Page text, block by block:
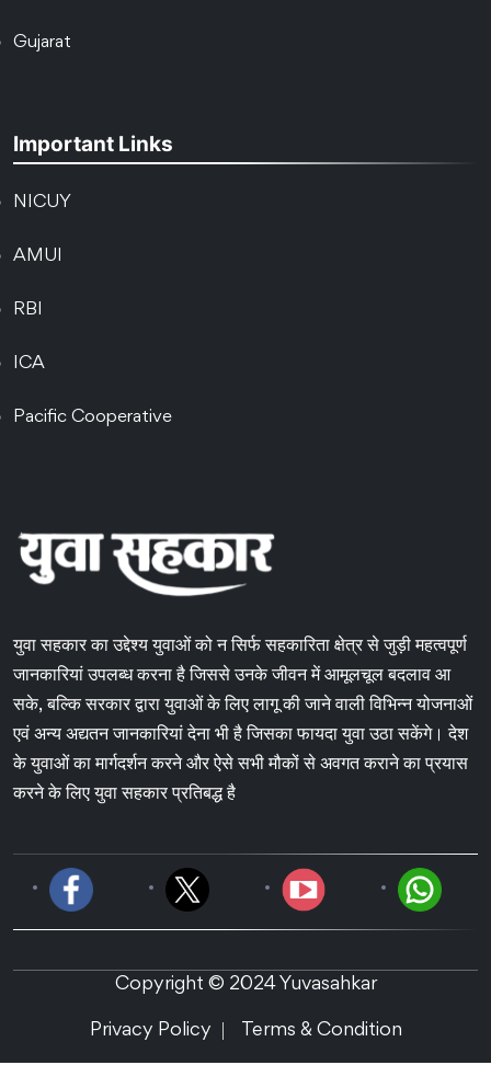
Gujarat
Important Links
NICUY
AMUI
RBI
ICA
Pacific Cooperative
युवा सहकार का उद्देश्य युवाओं को न सिर्फ सहकारिता क्षेत्र से जुड़ी महत्वपूर्ण
जानकारियां उपलब्ध करना है जिससे उनके जीवन में आमूलचूल बदलाव आ
सके, बल्कि सरकार द्वारा युवाओं के लिए लागू की जाने वाली विभिन्न योजनाओं
एवं अन्य अद्यतन जानकारियां देना भी है जिसका फायदा युवा उठा सकेंगे। देश
के युवाओं का मार्गदर्शन करने और ऐसे सभी मौकों से अवगत कराने का प्रयास
करने के लिए युवा सहकार प्रतिबद्ध है
Copyright © 2024 Yuvasahkar
Privacy Policy Terms & Condition